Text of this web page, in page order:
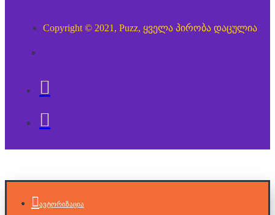
Copyright © 2021, Puzz, ყველა პირობა დაცულია
ავტორიზაცია